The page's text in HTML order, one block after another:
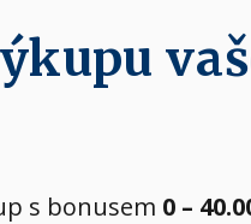
s bonusem 0 –